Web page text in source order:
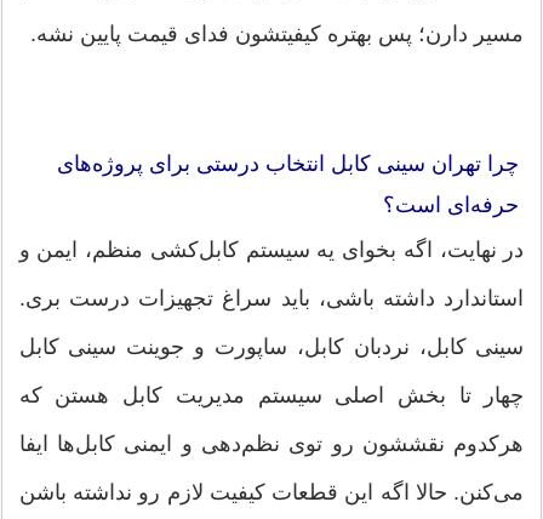
مسیر دارن؛ پس بهتره کیفیتشون فدای قیمت پایین نشه.
چرا تهران سینی کابل انتخاب درستی برای پروژه‌های
حرفه‌ای است؟
در نهایت، اگه بخوای یه سیستم کابل‌کشی منظم، ایمن و
استاندارد داشته باشی، باید سراغ تجهیزات درست بری.
سینی کابل، نردبان کابل، ساپورت و جوینت سینی کابل
چهار تا بخش اصلی سیستم مدیریت کابل هستن که
هرکدوم نقششون رو توی نظم‌دهی و ایمنی کابل‌ها ایفا
می‌کنن. حالا اگه این قطعات کیفیت لازم رو نداشته باشن